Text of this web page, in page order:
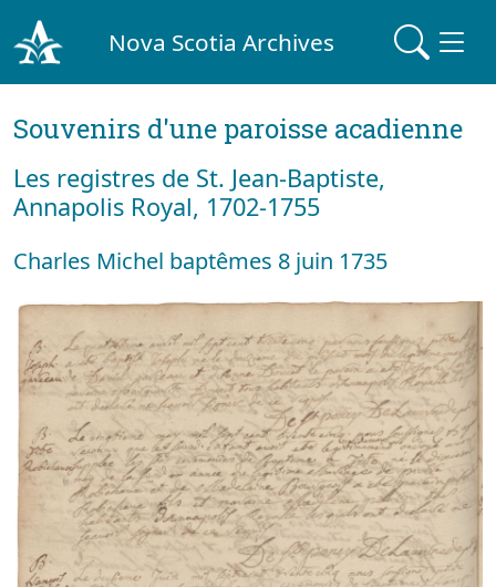
Nova Scotia Archives
Souvenirs d'une paroisse acadienne
Les registres de St. Jean-Baptiste,
Annapolis Royal, 1702-1755
Charles Michel baptêmes 8 juin 1735